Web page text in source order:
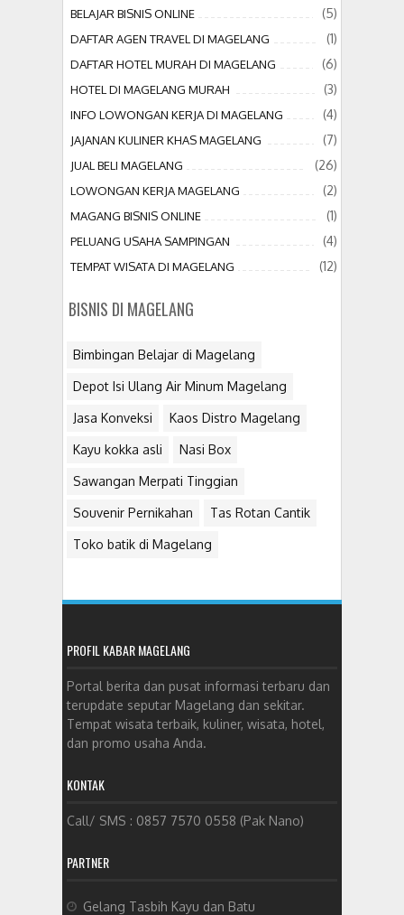
BELAJAR BISNIS ONLINE (5)
DAFTAR AGEN TRAVEL DI MAGELANG (1)
DAFTAR HOTEL MURAH DI MAGELANG (6)
HOTEL DI MAGELANG MURAH (3)
INFO LOWONGAN KERJA DI MAGELANG (4)
JAJANAN KULINER KHAS MAGELANG (7)
JUAL BELI MAGELANG (26)
LOWONGAN KERJA MAGELANG (2)
MAGANG BISNIS ONLINE (1)
PELUANG USAHA SAMPINGAN (4)
TEMPAT WISATA DI MAGELANG (12)
BISNIS DI MAGELANG
Bimbingan Belajar di Magelang
Depot Isi Ulang Air Minum Magelang
Jasa Konveksi Kaos Distro Magelang
Kayu kokka asli Nasi Box
Sawangan Merpati Tinggian
Souvenir Pernikahan Tas Rotan Cantik
Toko batik di Magelang
PROFIL KABAR MAGELANG
Portal berita dan pusat informasi terbaru dan
terupdate seputar Magelang dan sekitar.
Tempat wisata terbaik, kuliner, wisata, hotel,
dan promo usaha Anda.
KONTAK
Call/ SMS : 0857 7570 0558 (Pak Nano)
PARTNER
Gelang Tasbih Kayu dan Batu